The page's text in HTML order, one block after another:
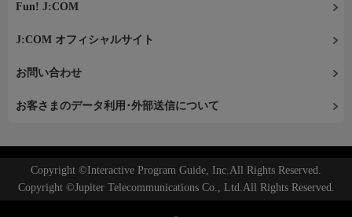
Fun! J:COM
J:COM オフィシャルサイト
お問い合わせ
お客さまのデータ利用･外部送信について
Copyright ©Interactive Program Guide, Inc.All Rights Reserved.
Copyright ©Jupiter Telecommunications Co., Ltd.All Rights Reserved.